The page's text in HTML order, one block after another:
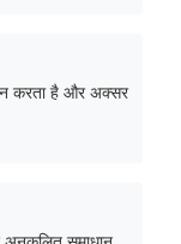
करता है और अक्सर